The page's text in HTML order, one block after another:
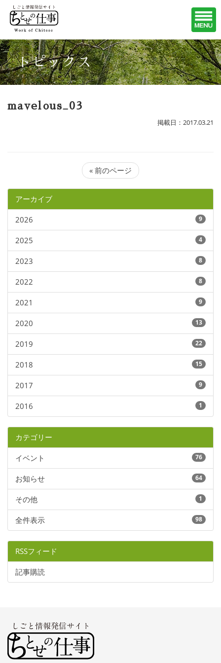
トピックス
mavelous_03
掲載日：2017.03.21
« 前のページ
アーカイブ
2026 9
2025 4
2023 8
2022 8
2021 9
2020 13
2019 22
2018 15
2017 9
2016 1
カテゴリー
イベント 76
お知らせ 64
その他 1
全件表示 98
RSSフィード
記事購読